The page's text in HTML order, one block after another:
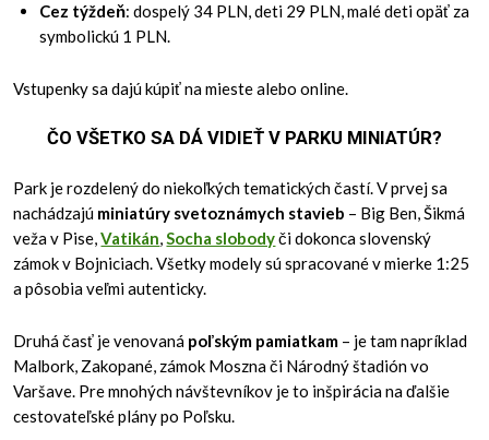
Cez týždeň: dospelý 34 PLN, deti 29 PLN, malé deti opäť za
symbolickú 1 PLN.
Vstupenky sa dajú kúpiť na mieste alebo online.
ČO VŠETKO SA DÁ VIDIEŤ V PARKU MINIATÚR?
Park je rozdelený do niekoľkých tematických častí. V prvej sa
nachádzajú miniatúry svetoznámych stavieb – Big Ben, Šikmá
veža v Pise,Vatikán,Socha slobodyči dokonca slovenský
zámok v Bojniciach. Všetky modely sú spracované v mierke 1:25
a pôsobia veľmi autenticky.
Druhá časť je venovaná poľským pamiatkam – je tam napríklad
Malbork, Zakopané, zámok Moszna či Národný štadión vo
Varšave. Pre mnohých návštevníkov je to inšpirácia na ďalšie
cestovateľské plány po Poľsku.